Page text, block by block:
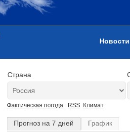
Новости
Страна
Фактическая погода RSS Климат
Прогноз на 7 дней График